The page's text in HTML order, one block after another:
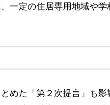
一定の住居専用地域や学
た「第２次提言」も影